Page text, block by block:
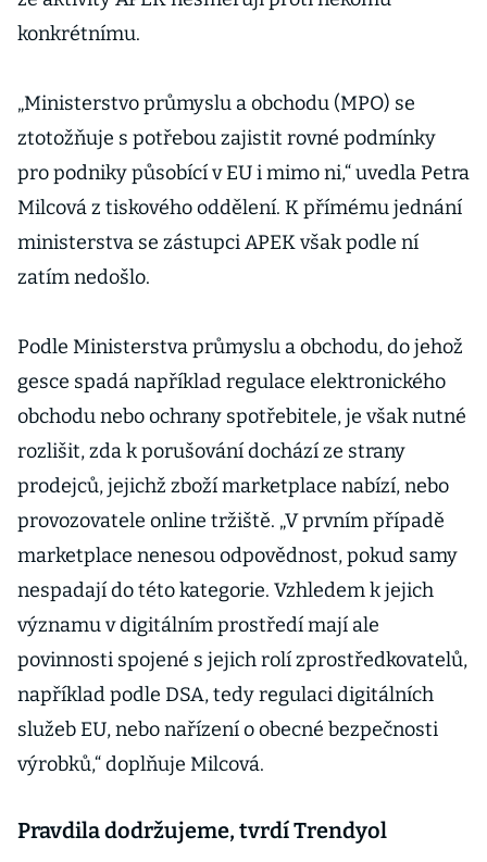
konkrétnímu.
„Ministerstvo průmyslu a obchodu (MPO) se
ztotožňuje s potřebou zajistit rovné podmínky
pro podniky působící v EU i mimo ni,“ uvedla Petra
Milcová z tiskového oddělení. K přímému jednání
ministerstva se zástupci APEK však podle ní
zatím nedošlo.
Podle Ministerstva průmyslu a obchodu, do jehož
gesce spadá například regulace elektronického
obchodu nebo ochrany spotřebitele, je však nutné
rozlišit, zda k porušování dochází ze strany
prodejců, jejichž zboží marketplace nabízí, nebo
provozovatele online tržiště. „V prvním případě
marketplace nenesou odpovědnost, pokud samy
nespadají do této kategorie. Vzhledem k jejich
významu v digitálním prostředí mají ale
povinnosti spojené s jejich rolí zprostředkovatelů,
například podle DSA, tedy regulaci digitálních
služeb EU, nebo nařízení o obecné bezpečnosti
výrobků,“ doplňuje Milcová.
Pravdila dodržujeme, tvrdí Trendyol